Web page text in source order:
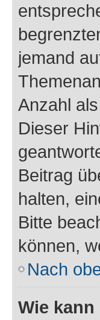
jemand
Anzahl
Dieser
Beitrag
halten,
Bitte
können,
Nach
Wie